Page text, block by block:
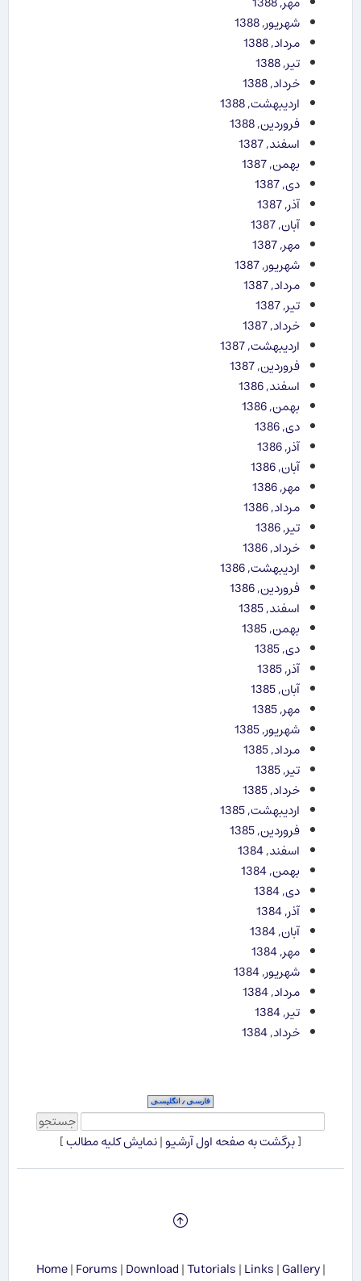
شهریور, 1388
مرداد, 1388
تیر, 1388
خرداد, 1388
اردیبهشت, 1388
فروردین, 1388
اسفند, 1387
بهمن, 1387
دی, 1387
آذر, 1387
آبان, 1387
مهر, 1387
شهریور, 1387
مرداد, 1387
تیر, 1387
خرداد, 1387
اردیبهشت, 1387
فروردین, 1387
اسفند, 1386
بهمن, 1386
دی, 1386
آذر, 1386
آبان, 1386
مهر, 1386
مرداد, 1386
تیر, 1386
خرداد, 1386
اردیبهشت, 1386
فروردین, 1386
اسفند, 1385
بهمن, 1385
دی, 1385
آذر, 1385
آبان, 1385
مهر, 1385
شهریور, 1385
مرداد, 1385
تیر, 1385
خرداد, 1385
اردیبهشت, 1385
فروردین, 1385
اسفند, 1384
بهمن, 1384
دی, 1384
آذر, 1384
آبان, 1384
مهر, 1384
شهریور, 1384
مرداد, 1384
تیر, 1384
خرداد, 1384
[برگشت به صفحه اول آرشیو|نمایش کلیه مطالب]
Home|Forums|Download|Tutorials|Links|Gallery|